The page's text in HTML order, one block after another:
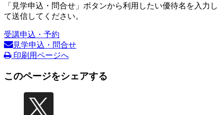
「見学申込・問合せ」ボタンから利用したい優待名を入力し
て送信してください。
受講申込・予約
見学申込・問合せ
印刷用ページへ
このページをシェアする